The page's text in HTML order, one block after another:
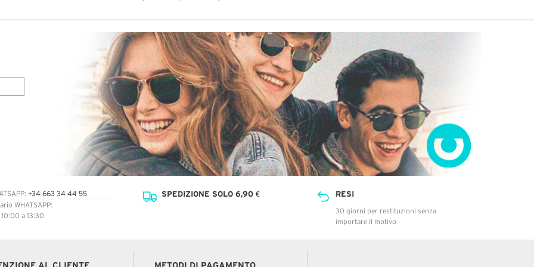
+34 663 34 44 55
WHATSAPP:
10:00 a 13:30
SPEDIZIONE SOLO 6,90 € RESI
30 giorni per restituzioni senza
importare il motivo